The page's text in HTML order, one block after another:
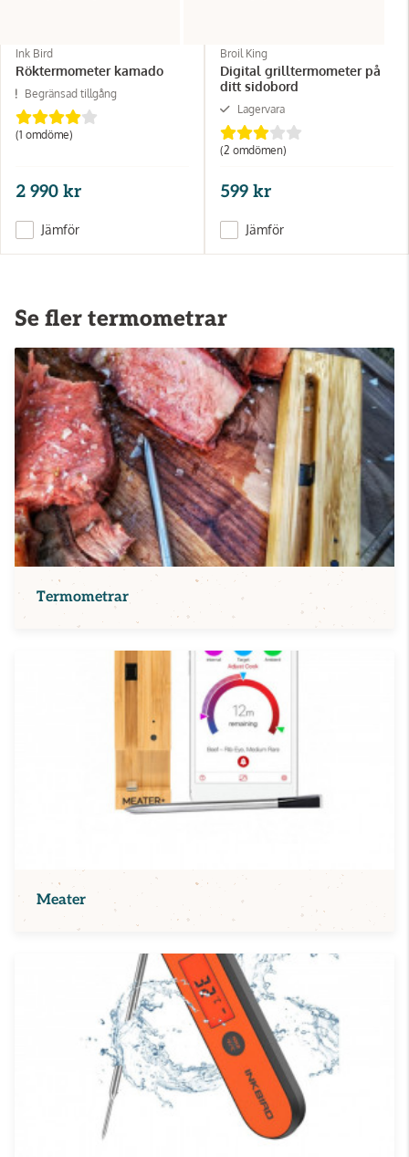
Ink Bird
Röktermometer kamado
Begränsad tillgång
(1 omdöme)
2 990 kr
Jämför
Broil King
Digital grilltermometer på
ditt sidobord
Lagervara
(2 omdömen)
599 kr
Jämför
Se fler termometrar
Termometrar
Meater